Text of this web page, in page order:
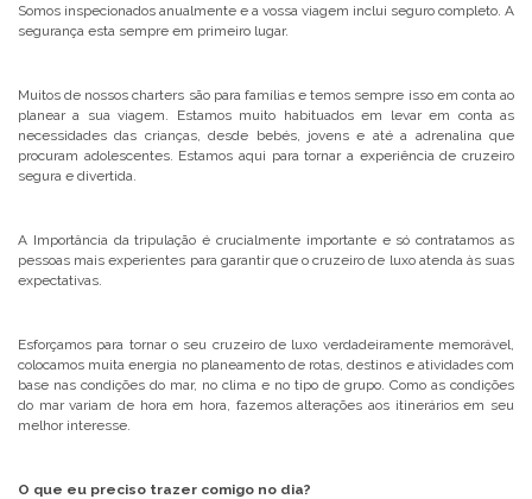
Somos inspecionados anualmente e a vossa viagem inclui seguro completo. A
segurança esta sempre em primeiro lugar.
Muitos de nossos charters são para famílias e temos sempre isso em conta ao
planear a sua viagem. Estamos muito habituados em levar em conta as
necessidades das crianças, desde bebés, jovens e até a adrenalina que
procuram adolescentes. Estamos aqui para tornar a experiência de cruzeiro
segura e divertida.
A Importância da tripulação é crucialmente importante e só contratamos as
pessoas mais experientes para garantir que o cruzeiro de luxo atenda às suas
expectativas.
Esforçamos para tornar o seu cruzeiro de luxo verdadeiramente memorável,
colocamos muita energia no planeamento de rotas, destinos e atividades com
base nas condições do mar, no clima e no tipo de grupo. Como as condições
do mar variam de hora em hora, fazemos alterações aos itinerários em seu
melhor interesse.
O que eu preciso trazer comigo no dia?